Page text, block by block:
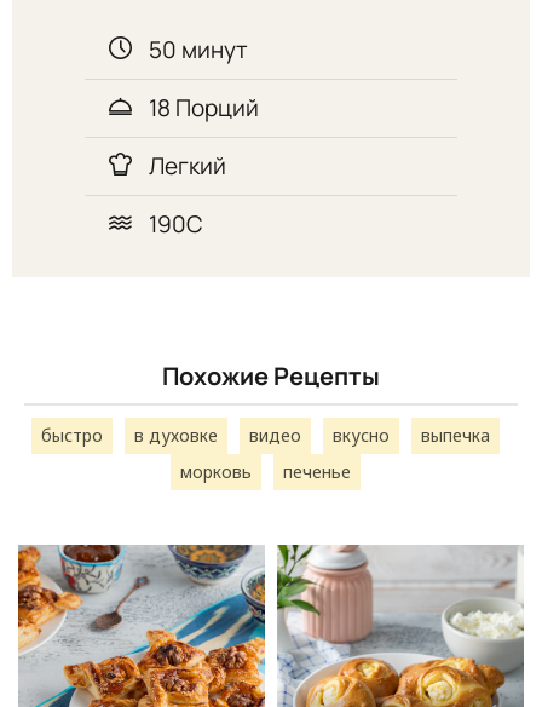
50 минут
18 Порций
Легкий
190С
Похожие Рецепты
быстро в духовке видео вкусно
выпечка
морковь
печенье